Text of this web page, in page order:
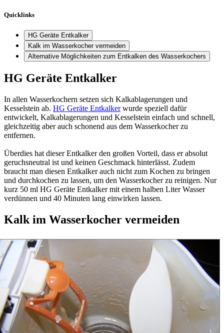
Quicklinks
HG Geräte Entkalker
Kalk im Wasserkocher vermeiden
Alternative Möglichkeiten zum Entkalken des Wasserkochers
HG Geräte Entkalker
In allen Wasserkochern setzen sich Kalkablagerungen und
Kesselstein ab. HG Geräte Entkalkerwurde speziell dafür
entwickelt, Kalkablagerungen und Kesselstein einfach und schnell,
gleichzeitig aber auch schonend aus dem Wasserkocher zu
entfernen.
Überdies hat dieser Entkalker den großen Vorteil, dass er absolut
geruchsneutral ist und keinen Geschmack hinterlässt. Zudem
braucht man diesen Entkalker auch nicht zum Kochen zu bringen
und durchkochen zu lassen, um den Wasserkocher zu reinigen. Nur
kurz 50 ml HG Geräte Entkalker mit einem halben Liter Wasser
verdünnen und 40 Minuten lang einwirken lassen.
Kalk im Wasserkocher vermeiden